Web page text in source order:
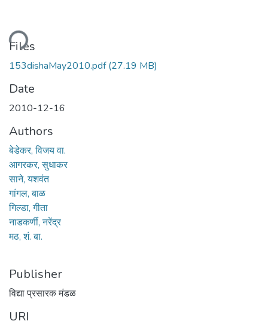
Files
153dishaMay2010.pdf(27.19 MB)
Date
2010-12-16
Authors
बेडेकर, विजय वा.
आगरकर, सुधाकर
साने, यशवंत
गांगल, बाळ
गिल्डा, गीता
नाडकर्णी, नरेंद्र
मठ, शं. बा.
Publisher
विद्या प्रसारक मंडळ
URI